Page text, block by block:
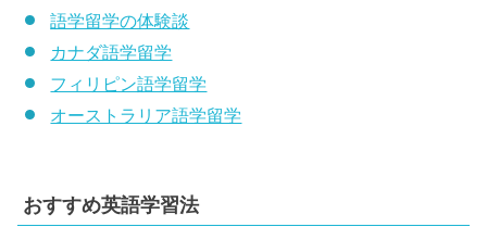
語学留学の体験談
カナダ語学留学
フィリピン語学留学
オーストラリア語学留学
おすすめ英語学習法